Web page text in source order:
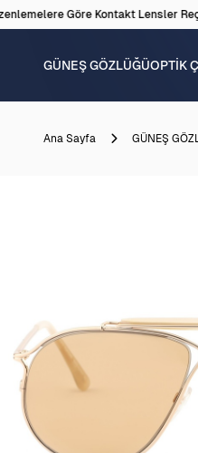
Göre Kontakt Lensler
GÜNEŞ GÖZLÜĞÜOPTİK
Ana Sayfa GÜNEŞ